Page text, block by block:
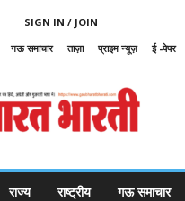
SIGN IN / JOIN
गऊ समाचार ताज़ा प्राइम न्यूज़ ई -पेपर
राज्य राष्ट्रीय गऊ समाचार